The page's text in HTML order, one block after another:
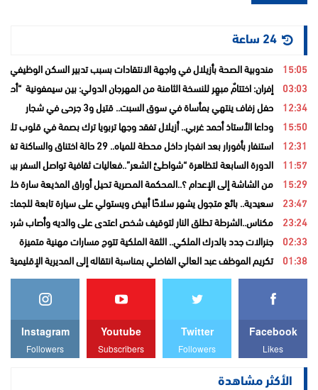
15:05 مندوبية الصحة بأزيلال في واجهة الانتقادات بسبب تدبير السكن
03:03 إفران: اختتامٌ مبهِر للنسخة الثامنة من المهرجان الدولي: بين سيمفونية
12:34 حفل زفاف ينتهي بمأساة في سوق السبت.. قتيل و3 جرحى في شجار
15:50 وداعا الأستاذ أحمد غربي.. أزيلال تفقد وجها تربويا ترك بصمة في قلوب
12:31 استنفار بأفورار بعد انفجار داخل محطة للمياه.. 29 حالة اختناق والساكنة تغادر منازلها خوفاً من الغاز
11:57 الدورة السابعة لتظاهرة “شواطئ الشعر”..فعاليات ثقافية تواصل السفر بين
15:29 من الشاشة إلى الإعدام ؟..المحكمة المصرية تحيل أوراق المذيعة سارة
23:47 سعيدية.. بائع متجول يشهر سلاحًا أبيض ويستولي على سيارة تابعة للجماعة
23:24 مكناس..الشرطة تطلق النار لتوقيف شخص اعتدى على والديه وأصاب شرطيا
02:33 جنرالات جدد بالدرك الملكي.. الثقة الملكية تتوج مسارات مهنية متميزة
01:38 تكريم الموظف عبد العالي الفاضلي بمناسبة انتقاله إلى المديرية الإقليمية
Facebook
Likes
Twitter
Followers
Youtube
Subscribers
Instagram
Followers
الأكثر مشاهدة